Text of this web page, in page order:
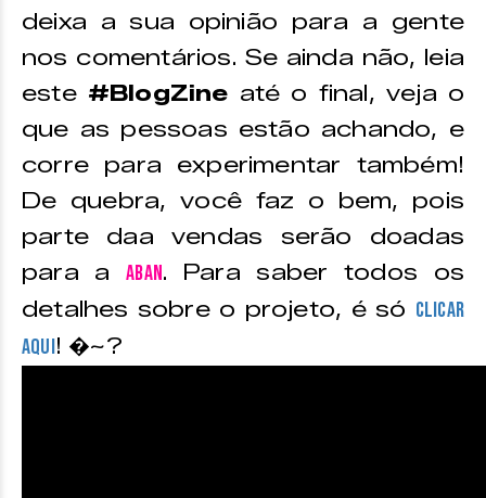
deixa a sua opinião para a gente
nos comentários. Se ainda não, leia
este #BlogZine até o final, veja o
que as pessoas estão achando, e
corre para experimentar também!
De quebra, você faz o bem, pois
parte daa vendas serão doadas
para aABAN. Para saber todos os
detalhes sobre o projeto, é só CLICAR
AQUI! �~?